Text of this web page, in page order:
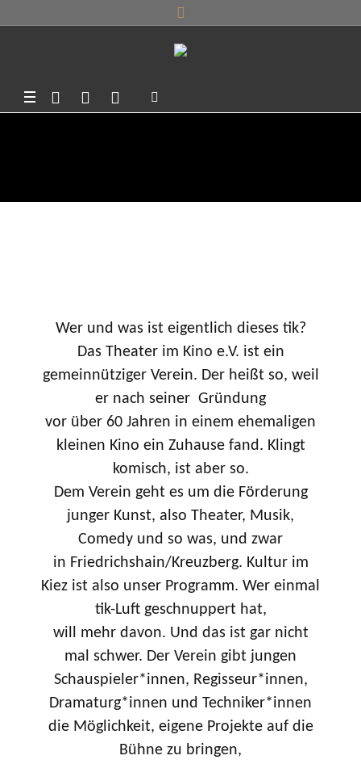
Wer und was ist eigentlich dieses tik?
Das Theater im Kino e.V. ist ein
gemeinnütziger Verein. Der heißt so, weil
er nach seiner Gründung
vor über 60 Jahren in einem ehemaligen
kleinen Kino ein Zuhause fand. Klingt
komisch, ist aber so.
Dem Verein geht es um die Förderung
junger Kunst, also Theater, Musik,
Comedy und so was, und zwar
in Friedrichshain/Kreuzberg. Kultur im
Kiez ist also unser Programm. Wer einmal
tik-Luft geschnuppert hat,
will mehr davon. Und das ist gar nicht
mal schwer. Der Verein gibt jungen
Schauspieler*innen, Regisseur*innen,
Dramaturg*innen und Techniker*innen
die Möglichkeit, eigene Projekte auf die
Bühne zu bringen,